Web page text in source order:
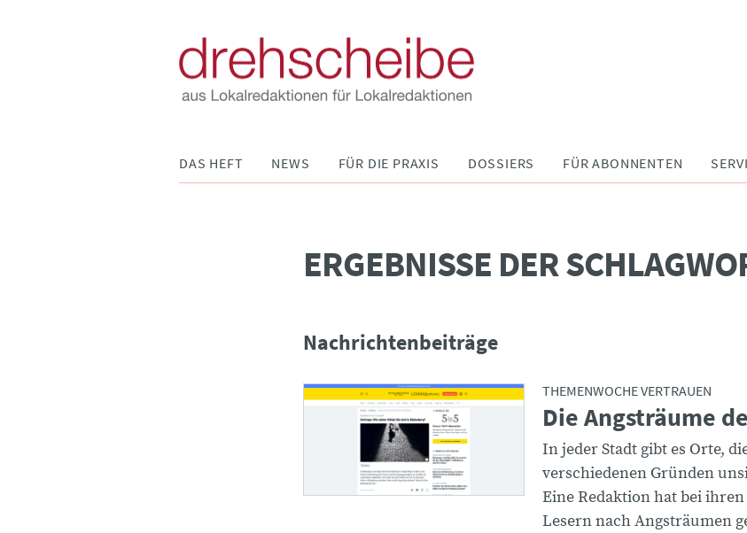
DAS HEFT NEWS FÜR DIE PRAXIS DOSSIERS FÜR ABONNENTEN
­ERGEBNISSE DER
Nachrichtenbeiträge
THEMENWOCHE VERTRAUEN
Die Angsträume
In jeder Stadt gibt es Orte,
verschiedenen Gründen
Eine Redaktion hat bei
Lesern nach Angsträumen